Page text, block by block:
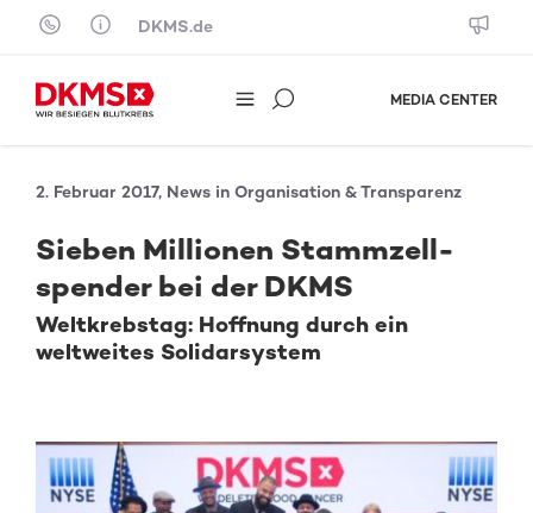
Skip to content
DKMS.de
MEDIA CENTER
2. Februar 2017, News in Organisation & Transparenz
Sieben Millionen Stamm­zell­
spender bei der DKMS
Weltkrebstag: Hoffnung durch ein
weltweites Solidarsystem